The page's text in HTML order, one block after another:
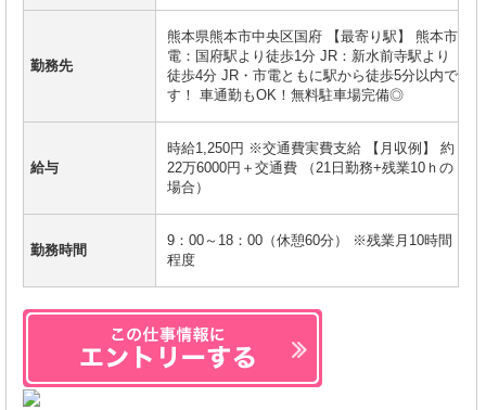
勤務先
熊本県熊本市中央区国府 【最寄り駅】 熊本市
電：国府駅より徒歩1分 JR：新水前寺駅より
徒歩4分 JR・市電ともに駅から徒歩5分以内で
す！ 車通勤もOK！無料駐車場完備◎
給与
時給1,250円 ※交通費実費支給 【月収例】 約
22万6000円＋交通費 （21日勤務+残業10ｈの
場合）
勤務時間
9：00～18：00（休憩60分） ※残業月10時間
程度